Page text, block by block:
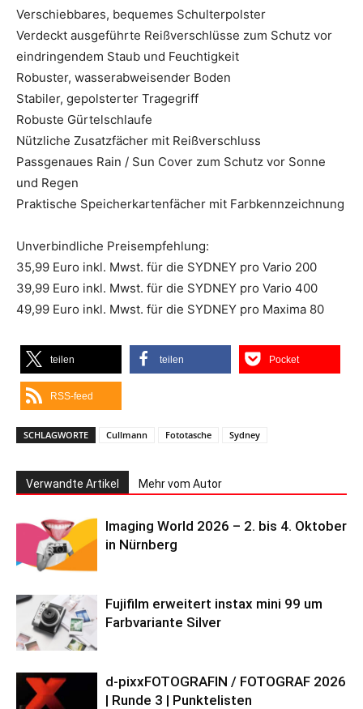
Verschiebbares, bequemes Schulterpolster
Verdeckt ausgeführte Reißverschlüsse zum Schutz vor
eindringendem Staub und Feuchtigkeit
Robuster, wasserabweisender Boden
Stabiler, gepolsterter Tragegriff
Robuste Gürtelschlaufe
Nützliche Zusatzfächer mit Reißverschluss
Passgenaues Rain / Sun Cover zum Schutz vor Sonne
und Regen
Praktische Speicherkartenfächer mit Farbkennzeichnung
Unverbindliche Preisempfehlung:
35,99 Euro inkl. Mwst. für die SYDNEY pro Vario 200
39,99 Euro inkl. Mwst. für die SYDNEY pro Vario 400
49,99 Euro inkl. Mwst. für die SYDNEY pro Maxima 80
teilen teilen Pocket
RSS-feed
SCHLAGWORTE Cullmann Fototasche Sydney
Verwandte Artikel Mehr vom Autor
Imaging World 2026 – 2. bis 4. Oktober
in Nürnberg
Fujifilm erweitert instax mini 99 um
Farbvariante Silver
d-pixxFOTOGRAFIN / FOTOGRAF 2026
| Runde 3 | Punktelisten